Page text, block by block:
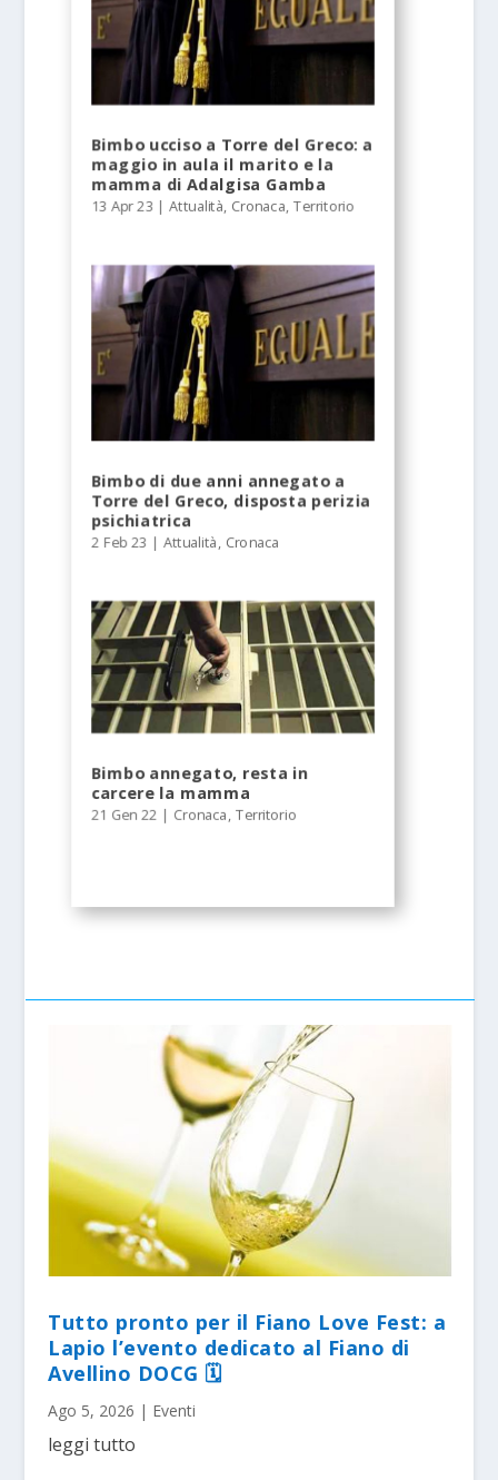
Bimbo ucciso a Torre del Greco: a
maggio in aula il marito e la
mamma di Adalgisa Gamba
13 Apr 23 |Attualità, Cronaca,Territorio
Bimbo di due anni annegato a
Torre del Greco, disposta perizia
psichiatrica
2 Feb 23 |Attualità Cronaca
Bimbo annegato, resta in
carcere la mamma
21 Gen 22 | Cronaca,Territorio
Tutto pronto per il Fiano Love Fest: a
Lapio l’evento dedicato al Fiano di
Avellino DOCG 🗓
Ago 5, 2026 | Eventi
leggi tutto